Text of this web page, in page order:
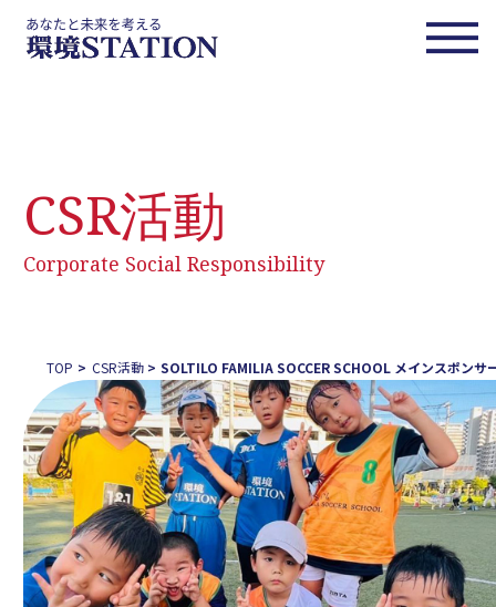
CSR活動
Corporate Social Responsibility
TOP CSR活動 SOLTILO FAMILIA SOCCER SCHOOL メインスポンサ